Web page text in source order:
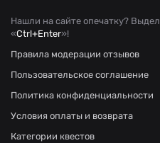
Нашли на сайте опечатку?
«Ctrl+Enter»!
Правила модерации отзывов
Пользовательское соглашение
Политика конфиденциальности
Условия оплаты и возврата
Категории квестов